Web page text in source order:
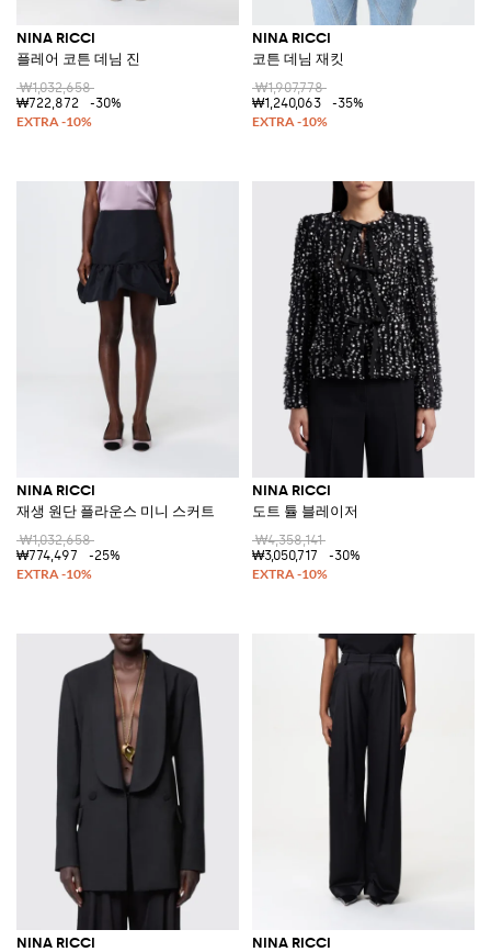
NINA RICCI
플레어 코튼 데님 진
₩1,032,658
₩722,872
-30%
NINA RICCI
코튼 데님 재킷
₩1,907,778
₩1,240,063
-35%
NINA RICCI
재생 원단 플라운스 미니 스커트
₩1,032,658
₩774,497
-25%
NINA RICCI
도트 튤 블레이저
₩4,358,141
₩3,050,717
-30%
NINA RICCI NINA RICCI